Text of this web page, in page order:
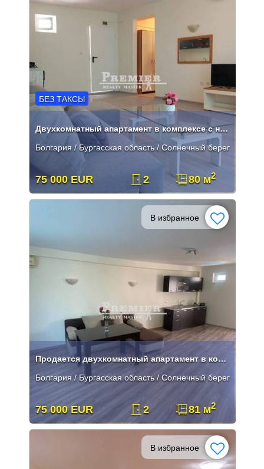
БЕЗ ТАКСЫ
Двухкомнатный апартамент в комплексе с низкой таксой
Болгария / Бургасская область / Солнечный берег
75 000 EUR 2 80 м2
В избранное
Продается двухкомнатный апартамент в комплексе на Солнечном берегу.
Болгария / Бургасская область / Солнечный берег
75 000 EUR 2 81 м2
В избранное